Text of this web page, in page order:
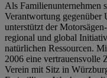
Als Familienunternehmen
Verantwortung gegenüber
unterstützt der
regional und global
natürlichen Ressourcen.
2006 eine vertrauensvolle
Verein mit Sitz in